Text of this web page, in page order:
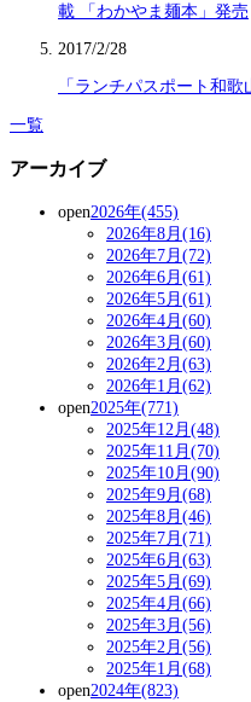
載 「わかやま麺本」発売
2017/2/28
「ランチパスポート和
一覧
アーカイブ
open2026年(455)
2026年8月(16)
2026年7月(72)
2026年6月(61)
2026年5月(61)
2026年4月(60)
2026年3月(60)
2026年2月(63)
2026年1月(62)
open2025年(771)
2025年12月(48)
2025年11月(70)
2025年10月(90)
2025年9月(68)
2025年8月(46)
2025年7月(71)
2025年6月(63)
2025年5月(69)
2025年4月(66)
2025年3月(56)
2025年2月(56)
2025年1月(68)
open2024年(823)